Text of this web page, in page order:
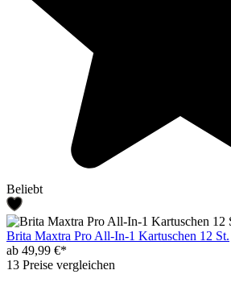
Beliebt
Brita Maxtra Pro All-In-1 Kartuschen 12 St.
ab 49,99 €*
13 Preise vergleichen